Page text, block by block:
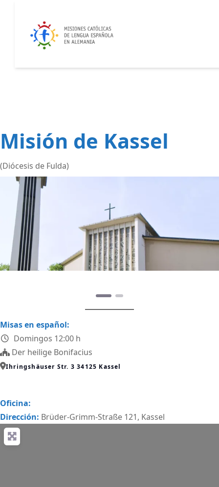
Misión de Kassel
(Diócesis de Fulda)
Misas en español:
Domingos 12:00 h
Der heilige Bonifacius
Ihringshäuser Str. 3 34125 Kassel
Oficina:
Dirección: Brüder-Grimm-Straße 121, Kassel